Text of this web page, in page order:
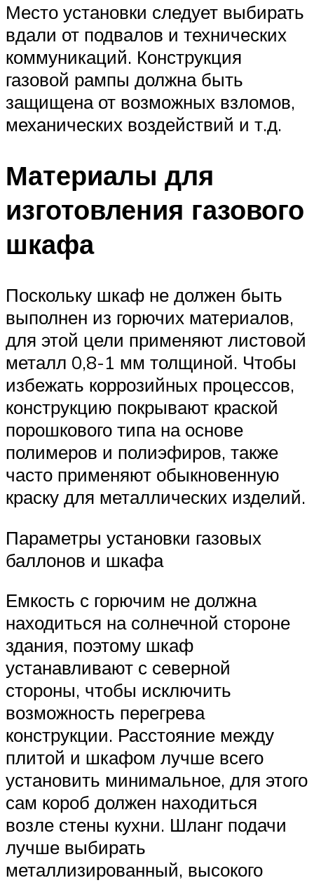
Место установки следует выбирать
вдали от подвалов и технических
коммуникаций. Конструкция
газовой рампы должна быть
защищена от возможных взломов,
механических воздействий и т.д.
Материалы для
изготовления газового
шкафа
Поскольку шкаф не должен быть
выполнен из горючих материалов,
для этой цели применяют листовой
металл 0,8-1 мм толщиной. Чтобы
избежать коррозийных процессов,
конструкцию покрывают краской
порошкового типа на основе
полимеров и полиэфиров, также
часто применяют обыкновенную
краску для металлических изделий.
Параметры установки газовых
баллонов и шкафа
Емкость с горючим не должна
находиться на солнечной стороне
здания, поэтому шкаф
устанавливают с северной
стороны, чтобы исключить
возможность перегрева
конструкции. Расстояние между
плитой и шкафом лучше всего
установить минимальное, для этого
сам короб должен находиться
возле стены кухни. Шланг подачи
лучше выбирать
металлизированный, высокого